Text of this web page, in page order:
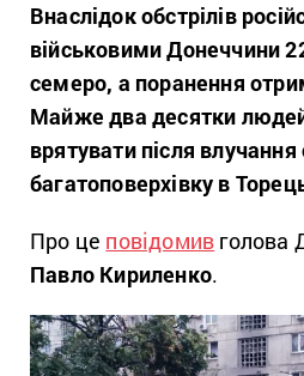
Внаслідок обстрілів
військовими Донеччини
семеро, а поранення
Майже два десятки
врятувати після
багатоповерхівку в
Про це повідомив голова
Павло Кириленко.